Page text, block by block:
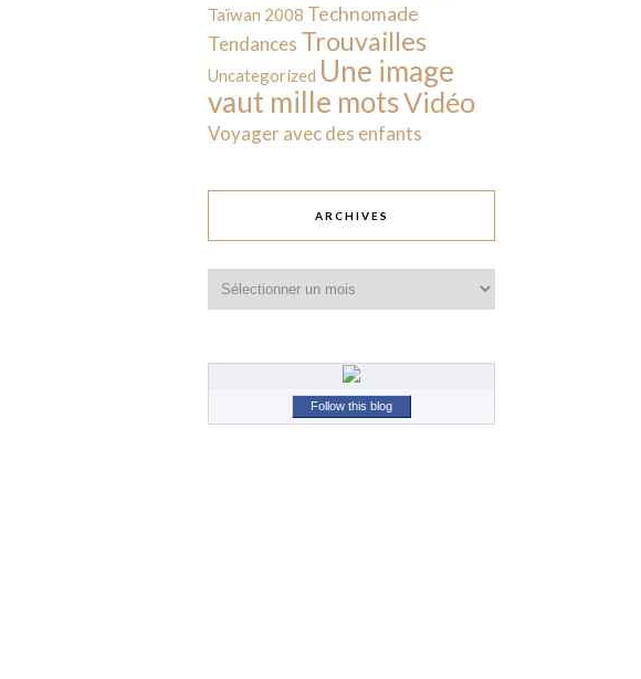
Taïwan 2008 Technomade
Tendances Trouvailles
Uncategorized Une image
vaut mille motsVidéo
Voyager avec des enfants
ARCHIVES
Follow this blog